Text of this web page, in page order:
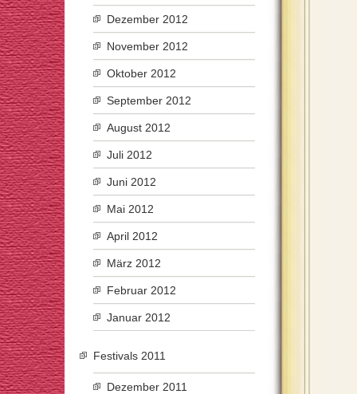
Dezember 2012
November 2012
Oktober 2012
September 2012
August 2012
Juli 2012
Juni 2012
Mai 2012
April 2012
März 2012
Februar 2012
Januar 2012
Festivals 2011
Dezember 2011